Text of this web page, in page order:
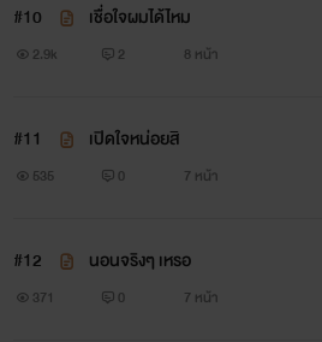
#10 เชื่อใจผมได้ไหม
2.9k 2 8 หน้า
#11 เปิดใจหน่อยสิ
535 0 7 หน้า
#12 นอนจริงๆ เหรอ
371 0 7 หน้า